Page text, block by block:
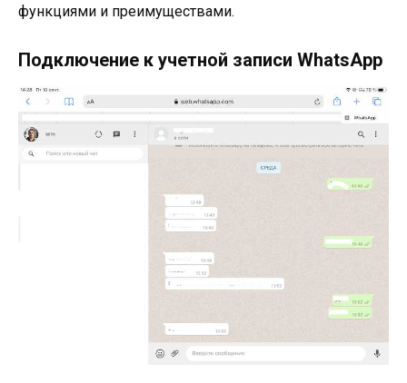
функциями и преимуществами.
Подключение к учетной записи WhatsApp